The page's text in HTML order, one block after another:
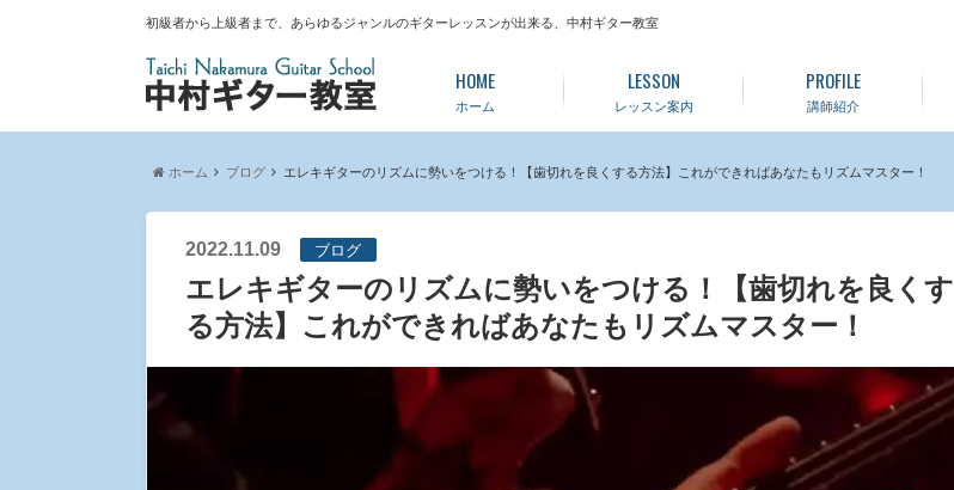
初級者から上級者まで、あらゆるジャンルのギターレッスンが出来る、中村ギター教室
ホーム
HOME
レッスン案内
LESSON
講師紹介
PROFILE
ホーム ブログ エレキギターのリズムに勢いをつける！【歯切れを良くする方法】これができればあなたもリズムマスター！
2022.11.09 ブログ
エレキギターのリズムに勢いをつける！【歯切れを良くす
る方法】これができればあなたもリズムマスター！